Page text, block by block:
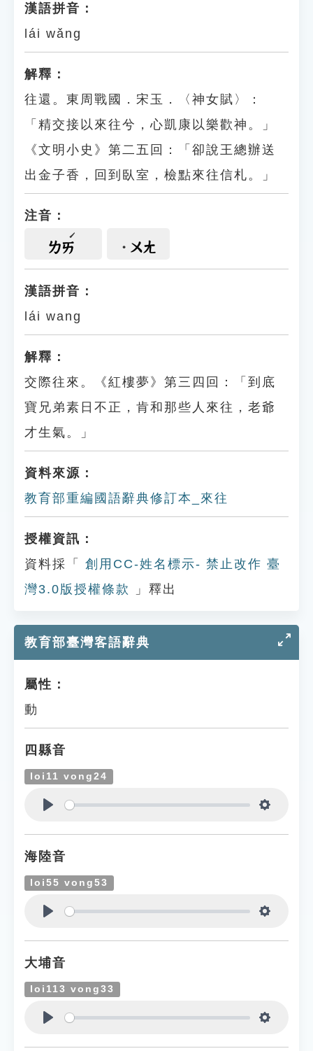
漢語拼音：
lái wǎng
解釋：
往還。東周戰國．宋玉．〈神女賦〉：
「精交接以來往兮，心凱康以樂歡神。」
《文明小史》第二五回：「卻說王總辦送
出金子香，回到臥室，檢點來往信札。」
注音：
ㄌㄞ ㄨㄤ
漢語拼音：
lái wang
解釋：
交際往來。《紅樓夢》第三四回：「到底
寶兄弟素日不正，肯和那些人來往，老爺
才生氣。」
資料來源：
教育部重編國語辭典修訂本_來往
授權資訊：
資料採「
創用CC-姓名標示- 禁止改作 臺
灣3.0版授權條款
」釋出
教育部臺灣客語辭典
屬性：
動
四縣音
loi11 vong24
海陸音
loi55 vong53
大埔音
loi113 vong33